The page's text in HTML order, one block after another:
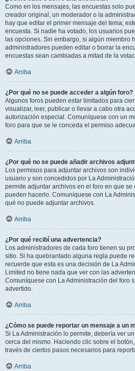
Como en los mensajes, las encuestas solo
creador original, un moderador o la
hay que editar el primer mensaje del tema;
encuesta. Si nadie ha votado, los usuarios
las opciones. Sin embargo, si algún miembro
administradores pueden editar o borrar la
encuestas sean cambiadas a mitad de la
Arriba
¿Por qué no se puede acceder a algún foro?
Algunos foros pueden estar limitados para
visualizar, leer, publicar o llevar a cabo otra
autorización especial. Comuníquese con un
foro para que se le conceda el permiso
Arriba
¿Por qué no se puede añadir archivos
Los permisos para adjuntar archivos son
usuario y son concedidos por La
permite adjuntar archivos en el foro en que
pueden hacerlo. Comuníquese con La
qué no puede adjuntar archivos.
Arriba
¿Por qué recibí una advertencia?
Los administradores de cada foro tienen su
sitio. Si ha quebrantado alguna regla puede
recuerde que esta es una decisión de La
Limited no tiene nada que ver con las
Comuníquese con La Administración del foro
advertido.
Arriba
¿Cómo se puede reportar un mensaje a un
Si La Administración lo permite, debería ver
cerca del mismo. Haciendo clic sobre el
través de ciertos pasos necesarios para
Arriba